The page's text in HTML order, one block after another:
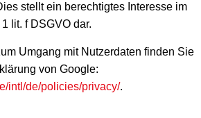
stellt ein berechtigtes Interesse im
lit. f DSGVO dar.
Umgang mit Nutzerdaten finden Sie
von Google:
intl/de/policies/privacy/.